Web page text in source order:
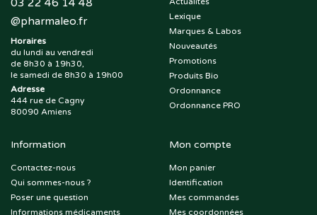
03 22 46 14 48
@pharmaleo.fr
Horaires
du lundi au vendredi
de 8h30 à 19h30,
le samedi de 8h30 à 19h00
Adresse
444 rue de Cagny
80090 Amiens
Lexique
Marques & Labos
Nouveautés
Promotions
Produits Bio
Ordonnance
Ordonnance PRO
Information
Contactez-nous
Qui sommes-nous ?
Poser une question
Informations médicaments
Mon compte
Mon panier
Identification
Mes commandes
Mes coordonnées